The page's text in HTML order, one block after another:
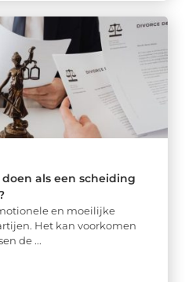
als een scheiding
en moeilijke
Het kan voorkomen
de ...